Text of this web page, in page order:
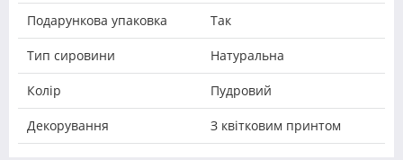
Подарункова упаковка Так
Тип сировини Натуральна
Колір Пудровий
Декорування З квітковим принтом